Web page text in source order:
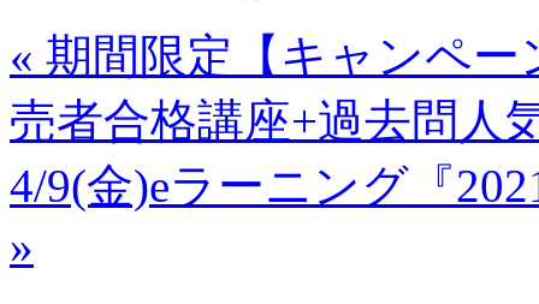
« 期間限定【キャンペ
売者合格講座+過去問人
4/9(金)eラーニング『
»